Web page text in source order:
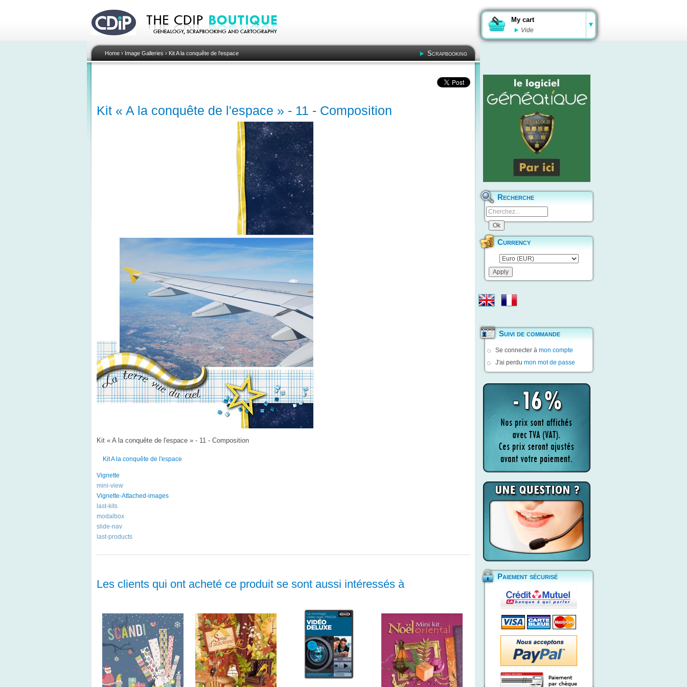
My cart
Vide
Home› Image Galleries › Kit A la conquête de l'espace Scrapbooking
Kit « A la conquête de l'espace » - 11 - Composition
Kit « A la conquête de l'espace » - 11 - Composition
Kit A la conquête de l'espace
Vignette
mini-view
Vignette-Attached-images
last-kits
modalbox
slide-nav
last-products
Les clients qui ont acheté ce produit se sont aussi intéressés à
Recherche
Currency
Suivi de commande
Se connecter à mon compte
J'ai perdu mon mot de passe
Paiement sécurisé